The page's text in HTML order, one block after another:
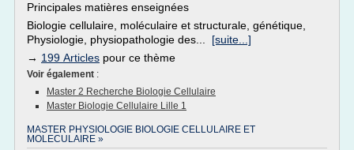
Principales matières enseignées
Biologie cellulaire, moléculaire et structurale, génétique,
Physiologie, physiopathologie des... [suite...]
→ 199 Articles pour ce thème
Voir également :
Master 2 Recherche Biologie Cellulaire
Master Biologie Cellulaire Lille 1
MASTER PHYSIOLOGIE BIOLOGIE CELLULAIRE ET
MOLECULAIRE »